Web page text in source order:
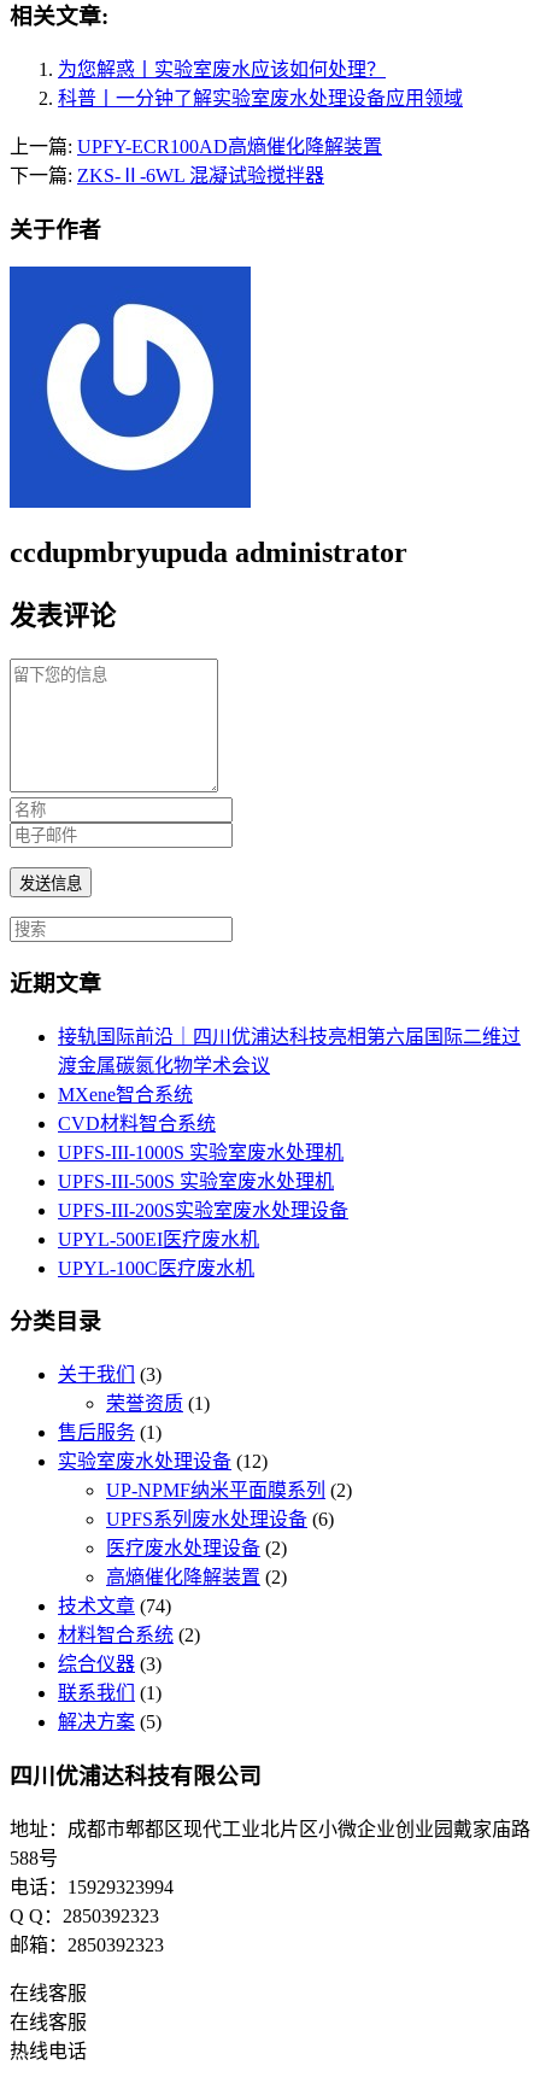
相关文章:
为您解惑丨实验室废水应该如何处理？
科普丨一分钟了解实验室废水处理设备应用领域
上一篇: UPFY-ECR100AD高熵催化降解装置
下一篇: ZKS-Ⅱ-6WL 混凝试验搅拌器
关于作者
ccdupmbryupuda administrator
发表评论
近期文章
接轨国际前沿｜四川优浦达科技亮相第六届国际二维过
渡金属碳氮化物学术会议
MXene智合系统
CVD材料智合系统
UPFS-III-1000S 实验室废水处理机
UPFS-III-500S 实验室废水处理机
UPFS-III-200S实验室废水处理设备
UPYL-500EI医疗废水机
UPYL-100C医疗废水机
分类目录
关于我们
(3)
荣誉资质 (1)
售后服务 (1)
实验室废水处理设备 (12)
UP-NPMF纳米平面膜系列 (2)
UPFS系列废水处理设备 (6)
医疗废水处理设备 (2)
高熵催化降解装置 (2)
技术文章 (74)
材料智合系统 (2)
综合仪器 (3)
联系我们
(1)
解决方案 (5)
四川优浦达科技有限公司
地址：成都市郫都区现代工业北片区小微企业创业园戴家庙路
588号
电话：15929323994
Q Q：2850392323
邮箱：2850392323
在线客服
在线客服
热线电话